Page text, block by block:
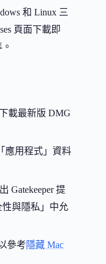
和 Linux 三
頁面下載即
載最新版 DMG
應用程式」資料
Gatekeeper 提
與隱私」中允
參考 隱藏 Mac